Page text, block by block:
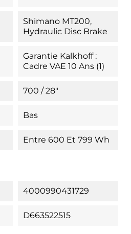
Shimano MT200,
Hydraulic Disc Brake
Garantie Kalkhoff :
Cadre VAE 10 Ans (1)
700 / 28"
Bas
Entre 600 Et 799 Wh
4000990431729
D663522515